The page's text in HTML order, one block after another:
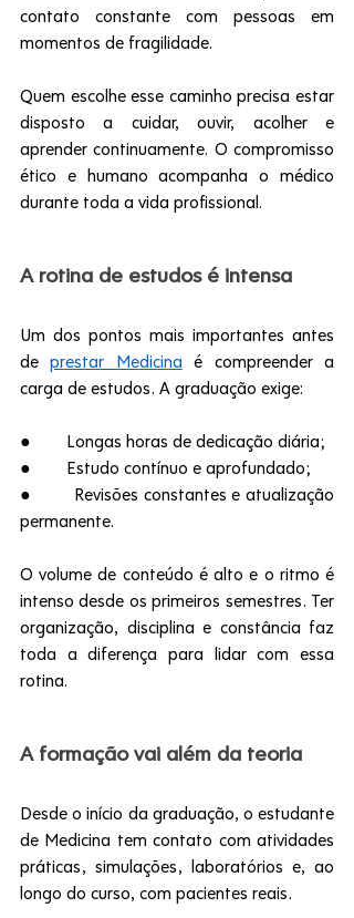
contato constante com pessoas em
momentos de fragilidade.
Quem escolhe esse caminho precisa estar
disposto a cuidar, ouvir, acolher e
aprender continuamente. O compromisso
ético e humano acompanha o médico
durante toda a vida profissional.
A rotina de estudos é intensa
Um dos pontos mais importantes antes
de prestar Medicina é compreender a
carga de estudos. A graduação exige:
●        Longas horas de dedicação diária;
●        Estudo contínuo e aprofundado;
●        Revisões constantes e atualização
permanente.
O volume de conteúdo é alto e o ritmo é
intenso desde os primeiros semestres. Ter
organização, disciplina e constância faz
toda a diferença para lidar com essa
rotina.
A formação vai além da teoria
Desde o início da graduação, o estudante
de Medicina tem contato com atividades
práticas, simulações, laboratórios e, ao
longo do curso, com pacientes reais.